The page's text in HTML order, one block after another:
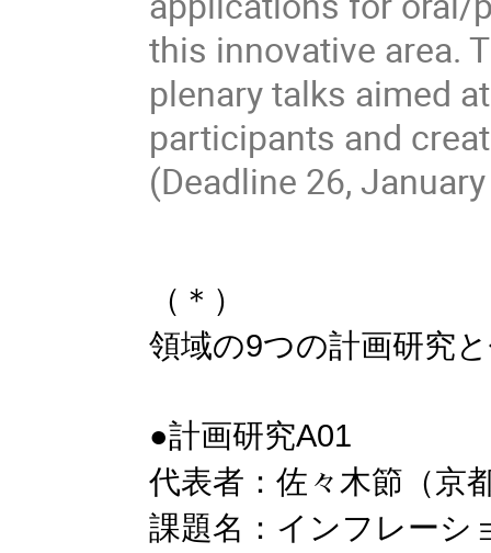
this innovative area.
plenary talks aimed
participants and
(Deadline 26,
（＊）
領域の9つの計画研究
●計画研究A01
代表者：佐々木節（京
課題名：インフレーシ